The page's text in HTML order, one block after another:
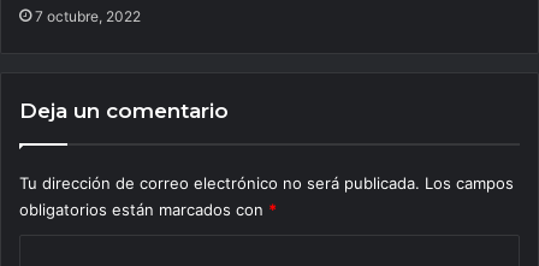
7 octubre, 2022
Deja un comentario
Tu dirección de correo electrónico no será publicada. Los campos
obligatorios están marcados con *